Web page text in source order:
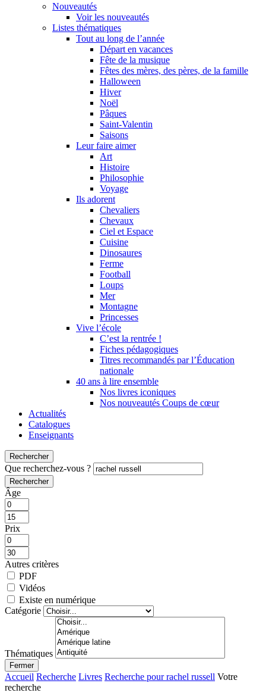
Nouveautés
Voir les nouveautés
Listes thématiques
Tout au long de l’année
Départ en vacances
Fête de la musique
Fêtes des mères, des pères, de la famille
Halloween
Hiver
Noël
Pâques
Saint-Valentin
Saisons
Leur faire aimer
Art
Histoire
Philosophie
Voyage
Ils adorent
Chevaliers
Chevaux
Ciel et Espace
Cuisine
Dinosaures
Ferme
Football
Loups
Mer
Montagne
Princesses
Vive l’école
C’est la rentrée !
Fiches pédagogiques
Titres recommandés par l’Éducation
nationale
40 ans à lire ensemble
Nos livres iconiques
Nos nouveautés Coups de cœur
Actualités
Catalogues
Enseignants
Rechercher
Que recherchez-vous ?
Rechercher
Âge
Prix
Autres critères
PDF
Vidéos
Existe en numérique
Catégorie
Thématiques
Fermer
Accueil Recherche Livres Recherche pour rachel russell Votre
recherche